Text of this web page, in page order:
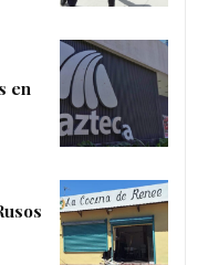
en